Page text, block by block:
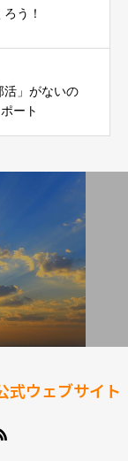
う！
活」がないの
ート
式ウェブサイト